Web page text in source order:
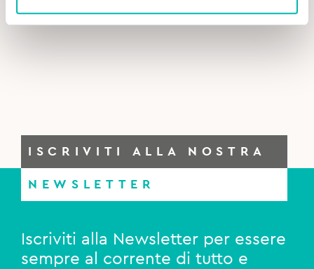
ISCRIVITI ALLA NOSTRA
NEWSLETTER
Iscriviti alla Newsletter per essere
sempre al corrente di tutto e